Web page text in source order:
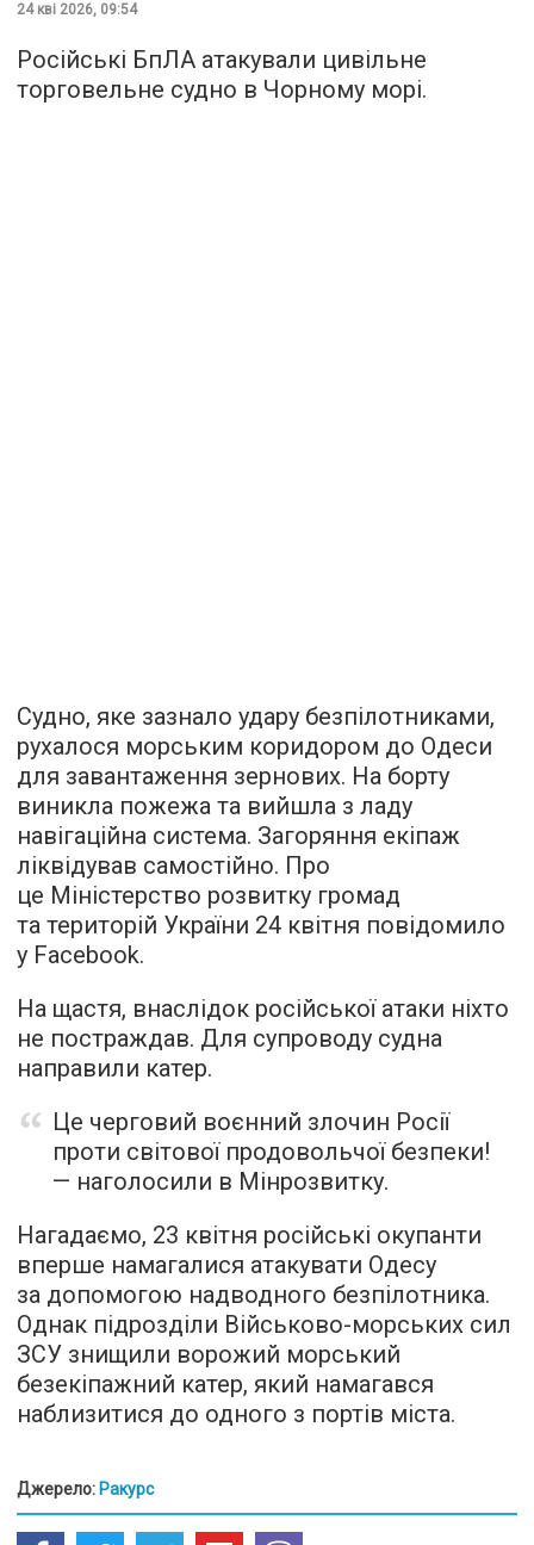
24 кві 2026, 09:54
Російські БпЛА атакували цивільне
торговельне судно в Чорному морі.
Судно, яке зазнало удару безпілотниками,
рухалося морським коридором до Одеси
для завантаження зернових. На борту
виникла пожежа та вийшла з ладу
навігаційна система. Загоряння екіпаж
ліквідував самостійно. Про
це Міністерство розвитку громад
та територій України 24 квітня повідомило
у Facebook.
На щастя, внаслідок російської атаки ніхто
не постраждав. Для супроводу судна
направили катер.
Це черговий воєнний злочин Росії
проти світової продовольчої безпеки!
— наголосили в Мінрозвитку.
Нагадаємо, 23 квітня російські окупанти
вперше намагалися атакувати Одесу
за допомогою надводного безпілотника.
Однак підрозділи Військово-морських сил
ЗСУ знищили ворожий морський
безекіпажний катер, який намагався
наблизитися до одного з портів міста.
Джерело: Ракурс